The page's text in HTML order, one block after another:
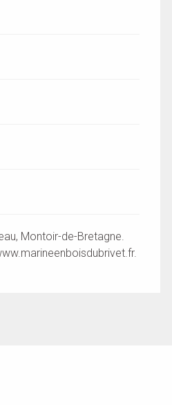
Montoir-de-Bretagne.